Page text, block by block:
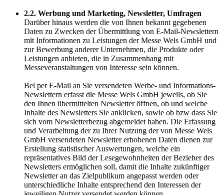
2.2. Werbung und Marketing, Newsletter, Umfragen
Darüber hinaus werden die von Ihnen bekannt gegebenen
Daten zu Zwecken der Übermittlung von E-Mail-Newslettern
mit Informationen zu Leistungen der Messe Wels GmbH und
zur Bewerbung anderer Unternehmen, die Produkte oder
Leistungen anbieten, die in Zusammenhang mit
Messeveranstaltungen von Interesse sein können.
Bei per E-Mail an Sie versendeten Werbe- und Informations-
Newslettern erfasst die Messe Wels GmbH jeweils, ob Sie
den Ihnen übermittelten Newsletter öffnen, ob und welche
Inhalte des Newsletters Sie anklicken, sowie ob bzw dass Sie
sich vom Newsletterbezug abgemeldet haben. Die Erfassung
und Verarbeitung der zu Ihrer Nutzung der von Messe Wels
GmbH versendeten Newsletter erhobenen Daten dienen zur
Erstellung statistischer Auswertungen, welche ein
repräsentatives Bild der Lesegewohnheiten der Bezieher des
Newsletters ermöglichen soll, damit die Inhalte zukünftiger
Newsletter an das Zielpublikum angepasst werden oder
unterschiedliche Inhalte entsprechend den Interessen der